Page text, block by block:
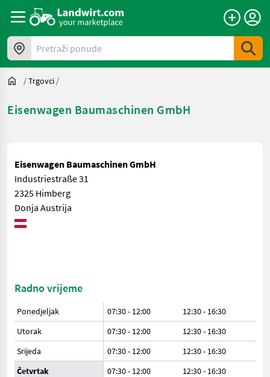
Pretraži ponude
/Trgovci /
Eisenwagen Baumaschinen GmbH
Eisenwagen Baumaschinen GmbH
Industriestraße 31
2325 Himberg
Donja Austrija
Radno vrijeme
Ponedjeljak 07:30 - 12:00
12:30 - 16:30
Utorak
07:30 - 12:00
12:30 - 16:30
Srijeda
07:30 - 12:00
12:30 - 16:30
Četvrtak
07:30 - 12:00
12:30 - 16:30